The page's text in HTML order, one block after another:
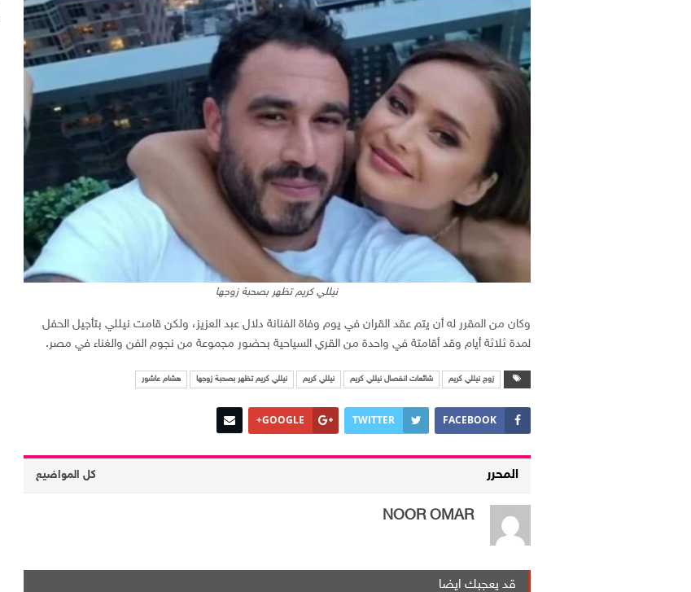
نيللي كريم تظهر بصحبة زوجها
وكان من المقرر له أن يتم عقد القران في يوم وفاة الفنانة دلال عبد العزيز، ولكن قامت نيللي بتأجيل الحفل
لمدة ثلاثة أيام وقد أقامتة في واحدة من القري السياحية بحضور مجموعة من نجوم الفن والغناء في مصر.
زوج نيللي كريم شائعات انفصال نيللي كريم نيللي كريم نيللي كريم تظهر بصحبة زوجها هشام عاشور
FACEBOOK
TWITTER
GOOGLE+
المحرر كل المواضيع
NOOR OMAR
قد يعجبك ايضا